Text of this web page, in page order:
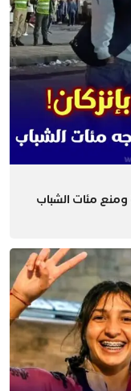
ومنع مئات الشباب